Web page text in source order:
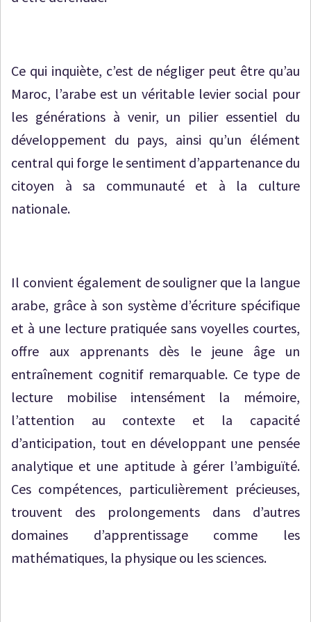
Ce qui inquiète, c’est de négliger peut être qu’au
Maroc, l’arabe est un véritable levier social pour
les générations à venir, un pilier essentiel du
développement du pays, ainsi qu’un élément
central qui forge le sentiment d’appartenance du
citoyen à sa communauté et à la culture
nationale.
Il convient également de souligner que la langue
arabe, grâce à son système d’écriture spécifique
et à une lecture pratiquée sans voyelles courtes,
offre aux apprenants dès le jeune âge un
entraînement cognitif remarquable. Ce type de
lecture mobilise intensément la mémoire,
l’attention au contexte et la capacité
d’anticipation, tout en développant une pensée
analytique et une aptitude à gérer l’ambiguïté.
Ces compétences, particulièrement précieuses,
trouvent des prolongements dans d’autres
domaines d’apprentissage comme les
mathématiques, la physique ou les sciences.